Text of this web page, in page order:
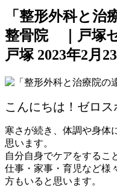
「整形外科と
整骨院 ｜戸塚
戸塚 2023年2月
こんにちは！ゼロス
寒さが続き、体調や身体
思います。
自分自身でケアをするこ
仕事・家事・育児など様
方もいると思います。